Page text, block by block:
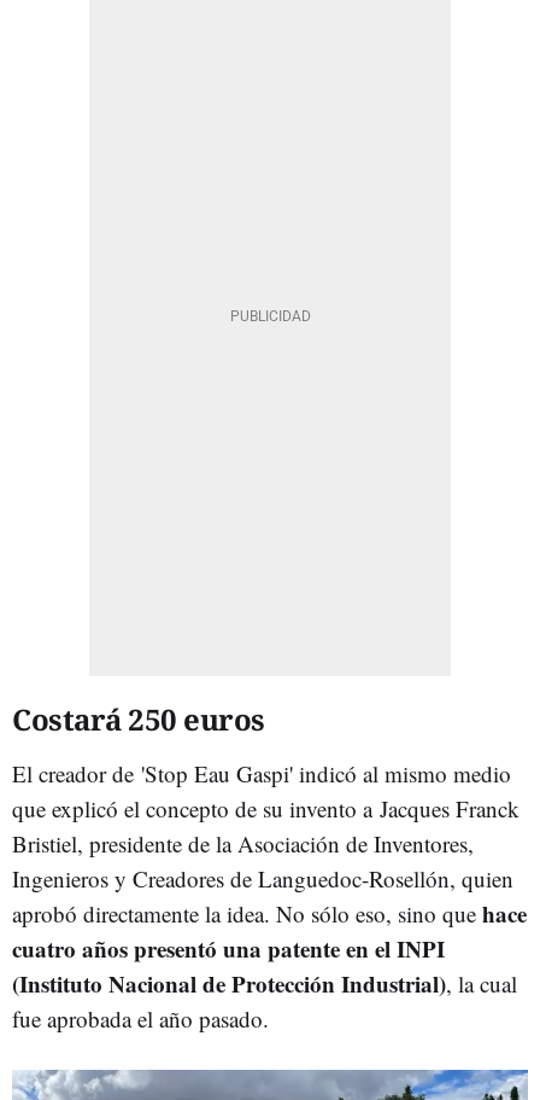
Costará 250 euros
El creador de 'Stop Eau Gaspi' indicó al mismo medio
que explicó el concepto de su invento a Jacques Franck
Bristiel, presidente de la Asociación de Inventores,
Ingenieros y Creadores de Languedoc-Rosellón, quien
aprobó directamente la idea. No sólo eso, sino que hace
cuatro añospresentó una patente en el INPI
(Instituto Nacional de Protección Industrial), la cual
fue aprobada el año pasado.